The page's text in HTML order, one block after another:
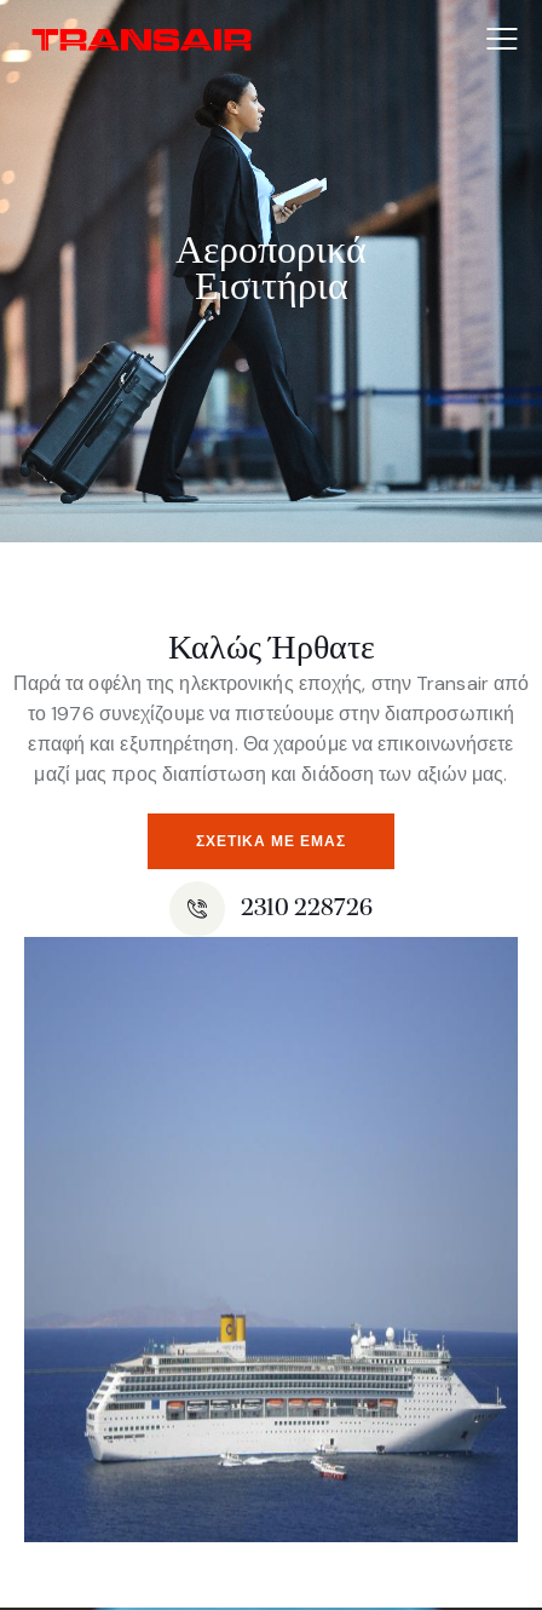
Αεροπορικά
Εισιτήρια
Καλώς Ήρθατε
Παρά τα οφέλη της ηλεκτρονικής εποχής, στην Transair από
το 1976 συνεχίζουμε να πιστεύουμε στην διαπροσωπική
επαφή και εξυπηρέτηση. Θα χαρούμε να επικοινωνήσετε
μαζί μας προς διαπίστωση και διάδοση των αξιών μας.
ΣΧΕΤΙΚΆ ΜΕ ΕΜΆΣ
2310 228726